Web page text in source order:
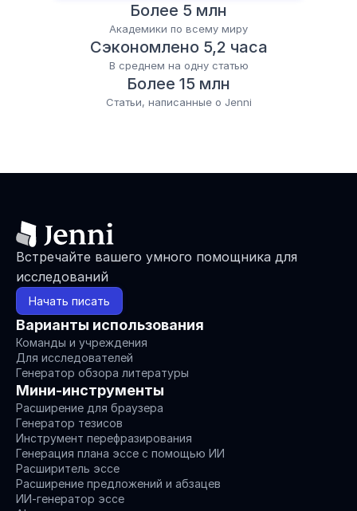
Более 5 млн
Академики по всему миру
Сэкономлено 5,2 часа
В среднем на одну статью
Более 15 млн
Статьи, написанные о Jenni
Встречайте вашего умного помощника для
исследований
Начать писать
Варианты использования
Команды и учреждения
Для исследователей
Генератор обзора литературы
Мини-инструменты
Расширение для браузера
Генератор тезисов
Инструмент перефразирования
Генерация плана эссе с помощью ИИ
Расширитель эссе
Расширение предложений и абзацев
ИИ-генератор эссе